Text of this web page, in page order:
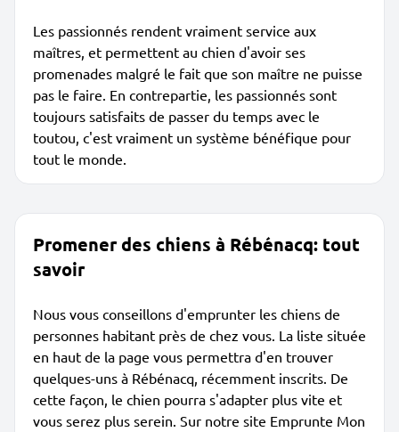
Les passionnés rendent vraiment service aux
maîtres, et permettent au chien d'avoir ses
promenades malgré le fait que son maître ne puisse
pas le faire. En contrepartie, les passionnés sont
toujours satisfaits de passer du temps avec le
toutou, c'est vraiment un système bénéfique pour
tout le monde.
Promener des chiens à Rébénacq: tout
savoir
Nous vous conseillons d'emprunter les chiens de
personnes habitant près de chez vous. La liste située
en haut de la page vous permettra d'en trouver
quelques-uns à Rébénacq, récemment inscrits. De
cette façon, le chien pourra s'adapter plus vite et
vous serez plus serein. Sur notre site Emprunte Mon